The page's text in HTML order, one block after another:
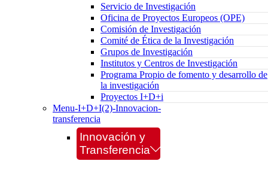
Servicio de Investigación
Oficina de Proyectos Europeos (OPE)
Comisión de Investigación
Comité de Ética de la Investigación
Grupos de Investigación
Institutos y Centros de Investigación
Programa Propio de fomento y desarrollo de
la investigación
Proyectos I+D+i
Menu-I+D+I(2)-Innovacion-
transferencia
Innovación y
Transferencia